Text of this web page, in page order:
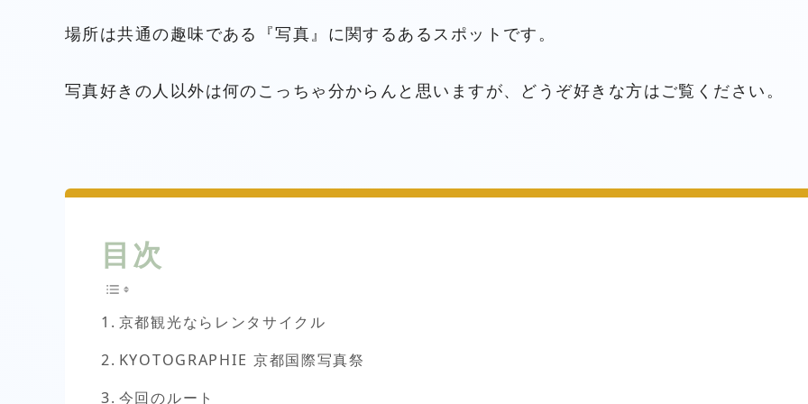
場所は共通の趣味である『写真』に関するあるスポットです。
写真好きの人以外は何のこっちゃ分からんと思いますが、どうぞ好きな方はご覧ください。
目次
京都観光ならレンタサイクル
KYOTOGRAPHIE 京都国際写真祭
今回のルート